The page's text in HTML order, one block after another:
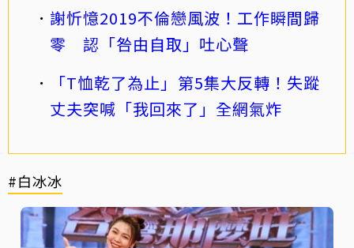
謝忻憶2019不倫戀風波！工作瞬間歸
零 認「咎由自取」吐心聲
「T恤乾了為止」第5集大反轉！失蹤
丈夫突喊「我回來了」全網氣炸
#白冰冰